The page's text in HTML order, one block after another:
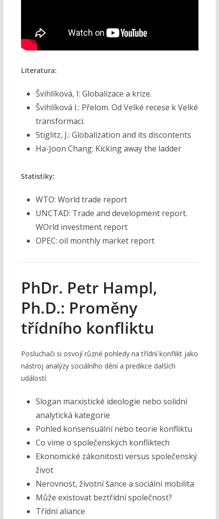
Literatura:
Švihlíková, I: Globalizace a krize.
Švihlíková I.: Přelom. Od Velké recese k Velké
transformaci.
Stiglitz, J.: Globalization and its discontents
Ha-Joon Chang: Kicking away the ladder
Statistiky:
WTO: World trade report
UNCTAD: Trade and development report.
WOrld investment report
OPEC: oil monthly market report
PhDr. Petr Hampl,
Ph.D.: Proměny
třídního konfliktu
Posluchači si osvojí různé pohledy na třídní konflikt jako
nástroj analýzy sociálního dění a predikce dalších
událostí.
Slogan marxistické ideologie nebo solidní
analytická kategorie
Pohled konsensuální nebo teorie konfliktu
Co víme o společenských konfliktech
Ekonomické zákonitosti versus společenský
život
Nerovnost, životní šance a sociální mobilita
Může existovat beztřídní společnost?
Třídní aliance